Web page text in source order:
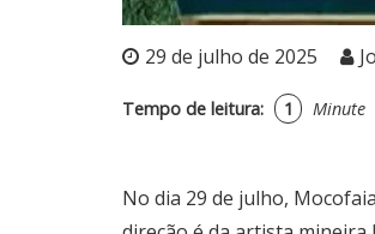
29 de julho de 2025
Tempo de leitura: 1 Minute
No dia 29 de julho,